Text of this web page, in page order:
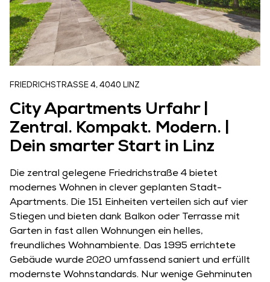
FRIEDRICHSTRASSE 4, 4040 LINZ
City Apartments Urfahr |
Zentral. Kompakt. Modern. |
Dein smarter Start in Linz
Die zentral gelegene Friedrichstraße 4 bietet
modernes Wohnen in clever geplanten Stadt-
Apartments. Die 151 Einheiten verteilen sich auf vier
Stiegen und bieten dank Balkon oder Terrasse mit
Garten in fast allen Wohnungen ein helles,
freundliches Wohnambiente. Das 1995 errichtete
Gebäude wurde 2020 umfassend saniert und erfüllt
modernste Wohnstandards. Nur wenige Gehminuten